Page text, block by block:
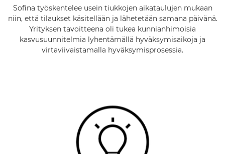
Sofina työskentelee usein tiukkojen aikataulujen mukaan
niin, että tilaukset käsitellään ja lähetetään samana päivänä.
Yrityksen tavoitteena oli tukea kunnianhimoisia
kasvusuunnitelmia lyhentämällä hyväksymisaikoja ja
virtaviivaistamalla hyväksymisprosessia.